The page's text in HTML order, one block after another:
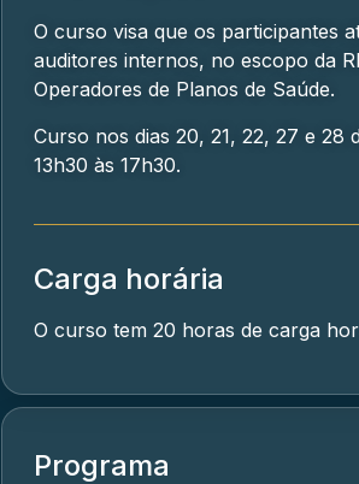
O curso visa que os participantes
auditores internos, no escopo da
Operadores de Planos de Saúde.
Curso nos dias 20, 21, 22, 27 e 28
13h30 às 17h30.
Carga horária
O curso tem 20 horas de carga
Programa